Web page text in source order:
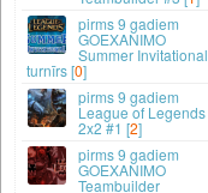
9 gadiem
GOEXANIMO
Summer Invitational
turnīrs [0]
9 gadiem
League of Legends
2x2 #1 [2]
9 gadiem
GOEXANIMO
Teambuilder